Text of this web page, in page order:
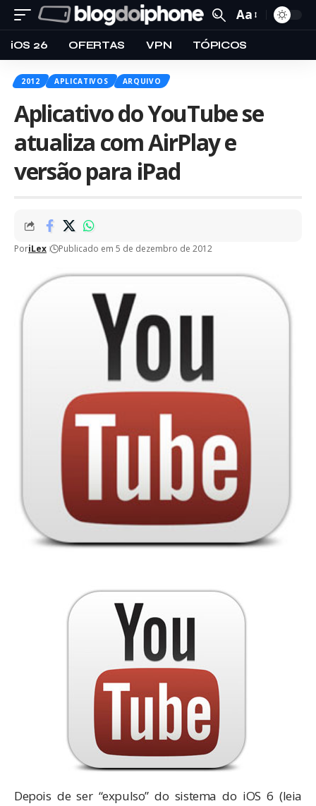
Aa
iOS 26 OFERTAS VPN TÓPICOS
2012 APLICATIVOS ARQUIVO
Aplicativo do YouTube se
atualiza com AirPlay e
versão para iPad
PoriLex Publicado em 5 de dezembro de 2012
Depois de ser “expulso” do sistema do iOS 6 (leia